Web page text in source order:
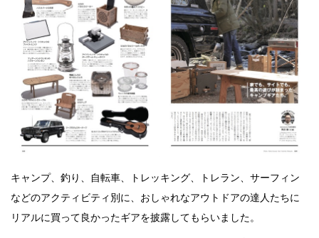
キャンプ、釣り、自転車、トレッキング、トレラン、サーフィン
などのアクティビティ別に、おしゃれなアウトドアの達人たちに
リアルに買って良かったギアを披露してもらいました。